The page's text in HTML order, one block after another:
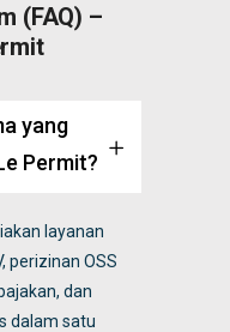
(FAQ) –
yang
Permit?
layanan
perizinan OSS
dan
dalam satu